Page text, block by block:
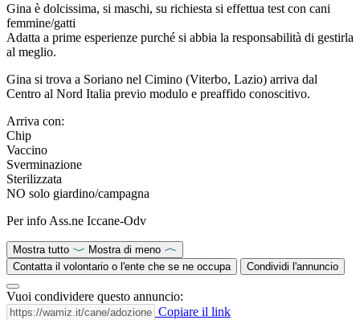
Gina è dolcissima, si maschi, su richiesta si effettua test con cani
femmine/gatti
Adatta a prime esperienze purché si abbia la responsabilità di gestirla
al meglio.
Gina si trova a Soriano nel Cimino (Viterbo, Lazio) arriva dal
Centro al Nord Italia previo modulo e preaffido conoscitivo.
Arriva con:
Chip
Vaccino
Sverminazione
Sterilizzata
NO solo giardino/campagna
Per info Ass.ne Iccane-Odv
Mostra tutto
Mostra di meno
Contatta il volontario o l'ente che se ne occupa
Condividi l'annuncio
Vuoi condividere questo annuncio:
Copiare il link